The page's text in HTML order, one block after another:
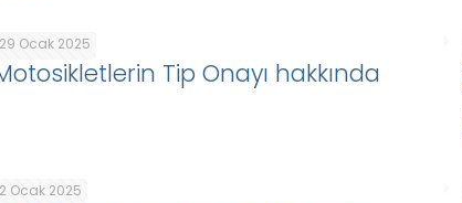
29 Ocak 2025
Tip Onayı hakkında
2 Ocak 2025